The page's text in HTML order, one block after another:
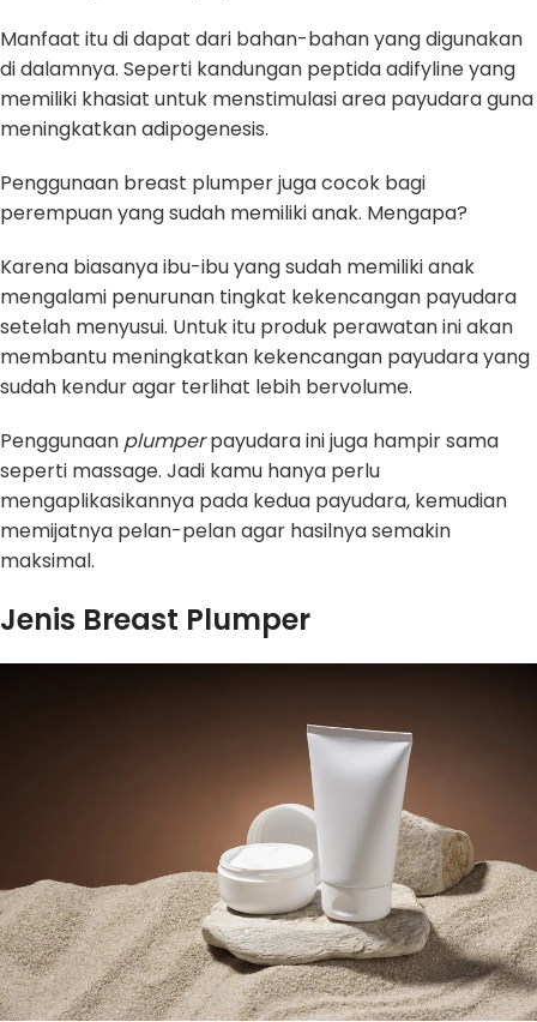
Manfaat itu di dapat dari bahan-bahan yang digunakan
di dalamnya. Seperti kandungan peptida adifyline yang
memiliki khasiat untuk menstimulasi area payudara guna
meningkatkan adipogenesis.
Penggunaan breast plumper juga cocok bagi
perempuan yang sudah memiliki anak. Mengapa?
Karena biasanya ibu-ibu yang sudah memiliki anak
mengalami penurunan tingkat kekencangan payudara
setelah menyusui. Untuk itu produk perawatan ini akan
membantu meningkatkan kekencangan payudara yang
sudah kendur agar terlihat lebih bervolume.
Penggunaan plumperpayudara ini juga hampir sama
seperti massage. Jadi kamu hanya perlu
mengaplikasikannya pada kedua payudara, kemudian
memijatnya pelan-pelan agar hasilnya semakin
maksimal.
Jenis Breast Plumper